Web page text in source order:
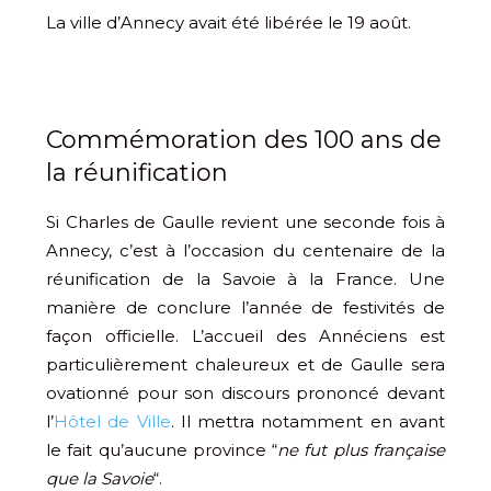
La ville d’Annecy avait été libérée le 19 août.
Commémoration des 100 ans de
la réunification
Si Charles de Gaulle revient une seconde fois à
Annecy, c’est à l’occasion du centenaire de la
réunification de la Savoie à la France. Une
manière de conclure l’année de festivités de
façon officielle. L’accueil des Annéciens est
particulièrement chaleureux et de Gaulle sera
ovationné pour son discours prononcé devant
l’Hôtel de Ville. Il mettra notamment en avant
le fait qu’aucune province “ne fut plus française
que la Savoie“.